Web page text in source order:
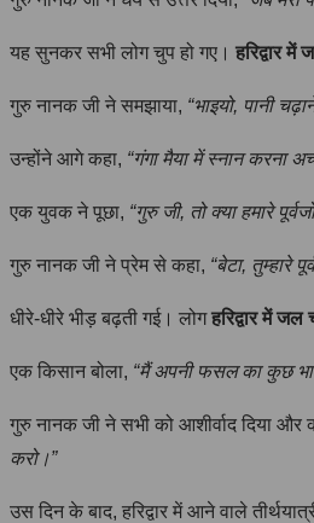
यह सुनकर सभी लोग चुप हो गए। हरिद्वार
गुरु नानक जी ने समझाया, “भाइयो, पानी
उन्होंने आगे कहा, “गंगा मैया में स्नान करना
एक युवक ने पूछा, “गुरु जी, तो क्या हमारे
गुरु नानक जी ने प्रेम से कहा, “बेटा, तुम्हारे
धीरे-धीरे भीड़ बढ़ती गई। लोगहरिद्वार में
एक किसान बोला, “मैं अपनी फसल का कुछ
गुरु नानक जी ने सभी को आशीर्वाद दिया और
करो।”
उस दिन के बाद, हरिद्वार में आने वाले